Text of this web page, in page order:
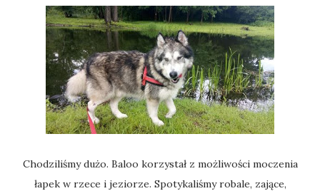
Chodziliśmy dużo. Baloo korzystał z możliwości moczenia
łapek w rzece i jeziorze. Spotykaliśmy robale, zające,